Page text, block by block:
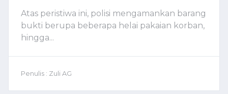
Atas peristiwa ini, polisi mengamankan barang
bukti berupa beberapa helai pakaian korban,
hingga...
Penulis : Zuli AG